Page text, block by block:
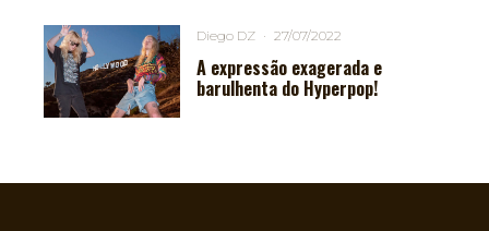
Diego DZ · 27/07/2022
A expressão exagerada e
barulhenta do Hyperpop!